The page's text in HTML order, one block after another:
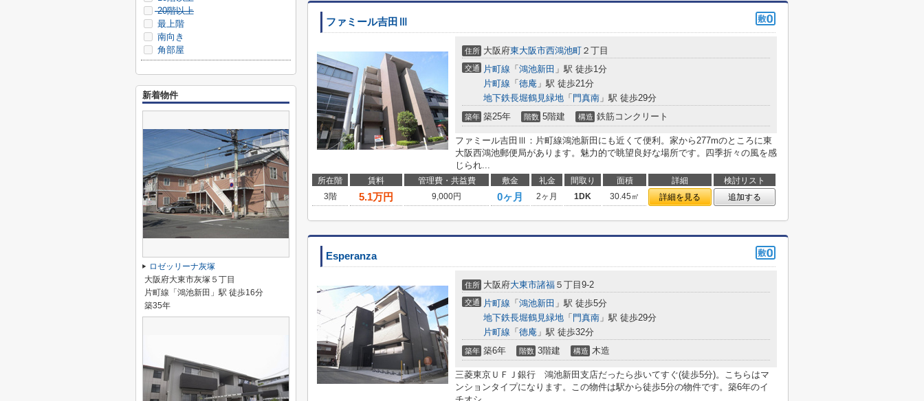
ファミール吉田Ⅲ
住所 大阪府東大阪市西鴻池町 ２丁目
交通 片町線 「 鴻池新田 」駅 徒歩1分
片町線 「 徳庵 」駅 徒歩21分
地下鉄長堀鶴見緑地 「 門真南 」駅 徒歩29分
築年 築25年 階数 5階建 構造 鉄筋コンクリート
ファミール吉田Ⅲ：片町線鴻池新田にも近くて便利。家から277mのところに東
大阪西鴻池郵便局があります。魅力的で眺望良好な場所です。四季折々の風を感
じられ...
所在階 賃料 管理費・共益費 敷金 礼金 間取り 面積 詳細
検討リスト
3階
5.1万円 9,000円 0ヶ月 2ヶ月 1DK 30.45㎡ 詳細を見る 追加する
Esperanza
住所 大阪府大東市諸福 ５丁目9-2
交通 片町線 「 鴻池新田 」駅 徒歩5分
地下鉄長堀鶴見緑地 「 門真南 」駅 徒歩29分
片町線 「 徳庵 」駅 徒歩32分
築年 築6年 階数 3階建 構造 木造
三菱東京ＵＦＪ銀行 鴻池新田支店だったら歩いてすぐ(徒歩5分)。こちらはマ
ンションタイプになります。この物件は駅から徒歩5分の物件です。築6年のイ
20階以上
最上階
南向き
角部屋
新着物件
ロゼッリーナ灰塚
大阪府大東市灰塚５丁目
片町線「鴻池新田」駅 徒歩16分
築35年